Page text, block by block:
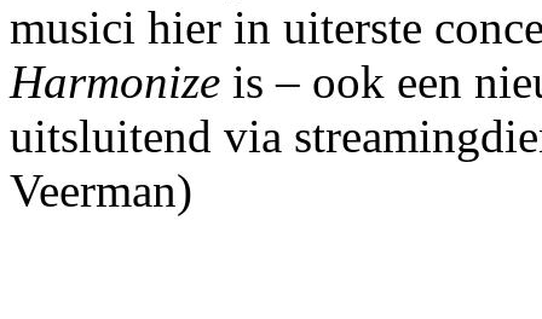
musici hier in uiterste
Harmonize is – ook een
uitsluitend via
Veerman)